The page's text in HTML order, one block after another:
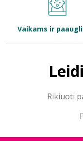
Bibliotekoms
Vaikams ir
Rikiuoti